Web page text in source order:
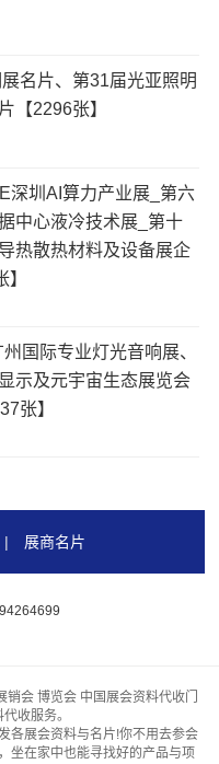
名片、第31届光亚照明
【2296张】
深圳AI算力产业展_第六
中心液冷技术展_第十
热散热材料及设备展企
国际专业灯光音响展、
示及元宇宙生态展览会
张】
| 展商名片
会 博览会 中国展会资料代收门
收服务。
各展会资料与名片!你不用去参会
坐在家中也能寻找好的产品与项